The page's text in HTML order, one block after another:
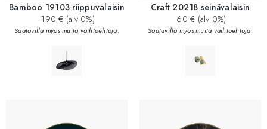
Bamboo 19103 riippuvalaisin
190 € (alv 0%)
Saatavilla myös muita vaihtoehtoja.
Craft 20218 seinävalaisin
60 € (alv 0%)
Saatavilla myös muita vaihtoehtoja.